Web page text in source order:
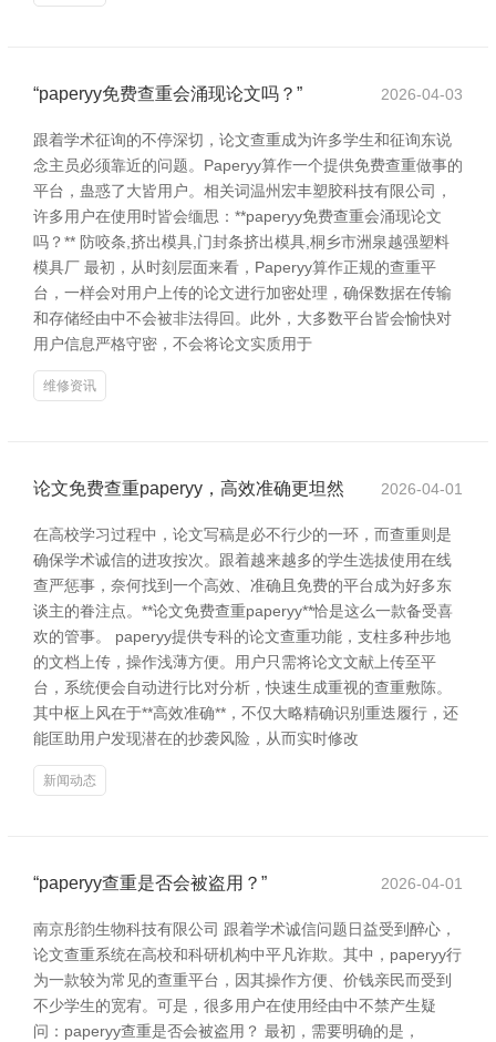
“paperyy免费查重会涌现论文吗？” 2026-04-03
跟着学术征询的不停深切，论文查重成为许多学生和征询东说
念主员必须靠近的问题。Paperyy算作一个提供免费查重做事的
平台，蛊惑了大皆用户。相关词温州宏丰塑胶科技有限公司，
许多用户在使用时皆会缅思：**paperyy免费查重会涌现论文
吗？** 防咬条,挤出模具,门封条挤出模具,桐乡市洲泉越强塑料
模具厂 最初，从时刻层面来看，Paperyy算作正规的查重平
台，一样会对用户上传的论文进行加密处理，确保数据在传输
和存储经由中不会被非法得回。此外，大多数平台皆会愉快对
用户信息严格守密，不会将论文实质用于
维修资讯
论文免费查重paperyy，高效准确更坦然 2026-04-01
在高校学习过程中，论文写稿是必不行少的一环，而查重则是
确保学术诚信的进攻按次。跟着越来越多的学生选拔使用在线
查严惩事，奈何找到一个高效、准确且免费的平台成为好多东
谈主的眷注点。**论文免费查重paperyy**恰是这么一款备受喜
欢的管事。 paperyy提供专科的论文查重功能，支柱多种步地
的文档上传，操作浅薄方便。用户只需将论文文献上传至平
台，系统便会自动进行比对分析，快速生成重视的查重敷陈。
其中枢上风在于**高效准确**，不仅大略精确识别重迭履行，还
能匡助用户发现潜在的抄袭风险，从而实时修改
新闻动态
“paperyy查重是否会被盗用？” 2026-04-01
南京彤韵生物科技有限公司 跟着学术诚信问题日益受到醉心，
论文查重系统在高校和科研机构中平凡诈欺。其中，paperyy行
为一款较为常见的查重平台，因其操作方便、价钱亲民而受到
不少学生的宽宥。可是，很多用户在使用经由中不禁产生疑
问：paperyy查重是否会被盗用？ 最初，需要明确的是，